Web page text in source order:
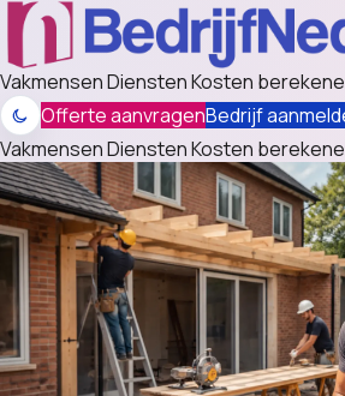
VakmensenDienstenKosten
Offerte aanvragenBedrijf
VakmensenDienstenKosten